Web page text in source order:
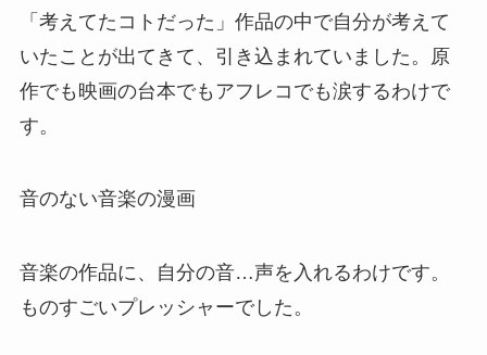
「考えてたコトだった」作品の中で自分が考えて
いたことが出てきて、引き込まれていました。原
作でも映画の台本でもアフレコでも涙するわけで
す。
音のない音楽の漫画
音楽の作品に、自分の音…声を入れるわけです。
ものすごいプレッシャーでした。